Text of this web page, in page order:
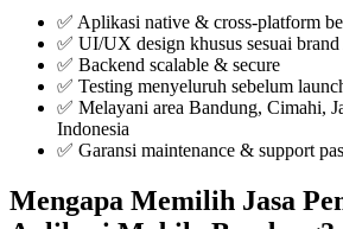
✅ Aplikasi native & cross-platform
✅ UI/UX design khusus sesuai brand
✅ Backend scalable & secure
✅ Testing menyeluruh sebelum
✅ Melayani area Bandung, Cimahi,
Indonesia
✅ Garansi maintenance & support
Mengapa Memilih Jasa